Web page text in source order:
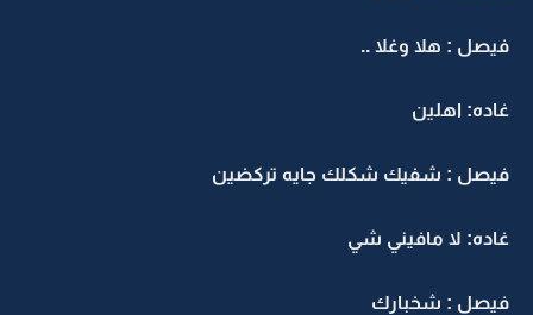
فيصل : هلا وغلا ..
غاده: اهلين
فيصل : شفيك شكلك جايه تركضين
غاده: لا مافيني شي
فيصل : شخبارك